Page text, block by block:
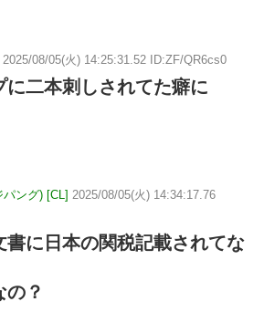
2025/08/05(火) 14:25:31.52 ID:ZF/QR6cs0
に二本刺しされてた癖に
ング) [CL] 2025/08/05(火) 14:34:17.76
書に日本の関税記載されてな
の？